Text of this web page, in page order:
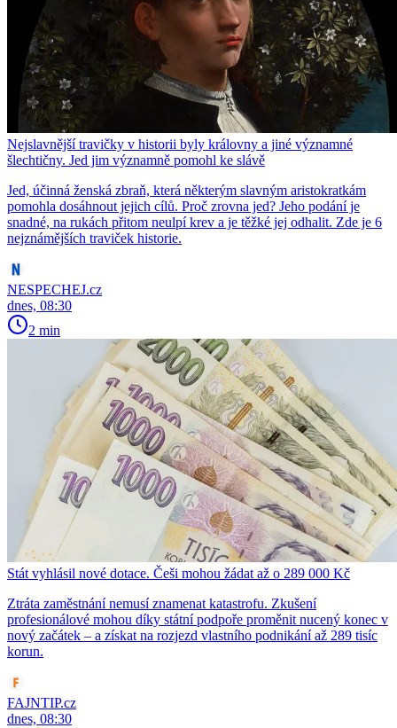
Nejslavnější travičky v historii byly královny a jiné významné
šlechtičny. Jed jim významně pomohl ke slávě
Jed, účinná ženská zbraň, která některým slavným aristokratkám
pomohla dosáhnout jejich cílů. Proč zrovna jed? Jeho podání je
snadné, na rukách přitom neulpí krev a je těžké jej odhalit. Zde je 6
nejznámějších traviček historie.
NESPECHEJ.cz
dnes, 08:30
2 min
Stát vyhlásil nové dotace. Češi mohou žádat až o 289 000 Kč
Ztráta zaměstnání nemusí znamenat katastrofu. Zkušení
profesionálové mohou díky státní podpoře proměnit nucený konec v
nový začátek – a získat na rozjezd vlastního podnikání až 289 tisíc
korun.
FAJNTIP.cz
dnes, 08:30